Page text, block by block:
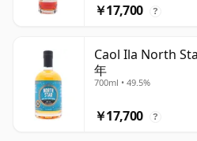
￥17,700 ?
Caol Ila North
年
700ml • 49.5%
￥17,700 ?